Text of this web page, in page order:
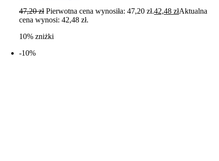
47,20zł Pierwotna cena wynosiła: 47,20 zł.42,48złAktualna
cena wynosi: 42,48 zł.
10% zniżki
-10%